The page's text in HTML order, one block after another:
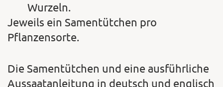
Wurzeln.
Jeweils ein Samentütchen pro
Pflanzensorte.
Die Samentütchen und eine ausführliche
Aussaatanleitung in deutsch und englisch